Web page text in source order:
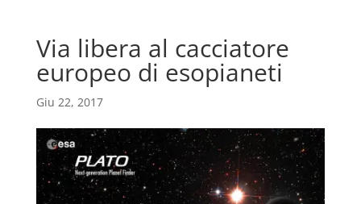
Via libera al cacciatore
europeo di esopianeti
Giu 22, 2017